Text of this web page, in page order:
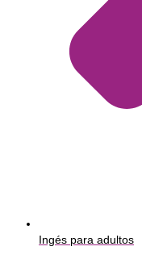
Ingés para adultos